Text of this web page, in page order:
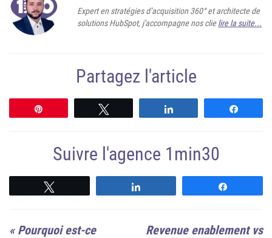
Expert en stratégies d’acquisition 360° et architecte de
solutions HubSpot, j'accompagne nos clielire la suite...
Partagez l'article
Suivre l'agence 1min30
« Pourquoi est-ce
Revenue enablement vs